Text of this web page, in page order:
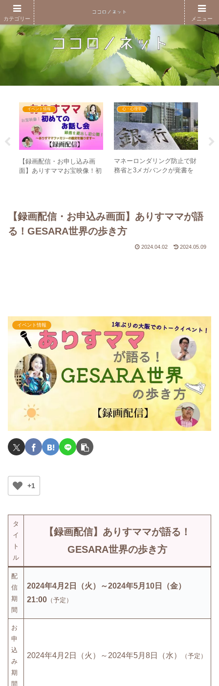
イベント情報
【録画配信・お申し込み画
面】ありすママお宝映像！初
心・心理学
マネーロンダリング防止で財
務省と3メガバンクが覚書を
【録画配信・お申込み画面】ありすママが語
る！GESARA世界の歩き方
2024.04.02 2024.05.09
イベント情報
+1
タ
イ
ト
ル
【録画配信】 ありすママが語る！
GESARA世界の歩き方
配
信
期
間
2024年4月2日（火）～2024年5月10日（金）
21:00 （予定）
お
申
込
み
期
間
2024年4月2日（ 火 ）～2024年5月8日（水） （予定）
カテゴリー メニュー